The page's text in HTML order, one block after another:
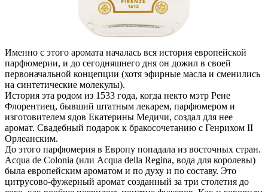
Именно с этого аромата началась вся история европейской
парфюмерии, и до сегодняшнего дня он дожил в своей
первоначальной концепции (хотя эфирные масла и сменились
на синтетические молекулы).
История эта родом из 1533 года, когда некто мэтр Рене
Флорентиец, бывший штатным лекарем, парфюмером и
изготовителем ядов Екатерины Медичи, создал для нее
аромат. Свадебный подарок к бракосочетанию с Генрихом II
Орлеанским.
До этого парфюмерия в Европу попадала из восточных стран.
Acqua de Colonia (или Acqua della Regina, вода для королевы)
была европейским ароматом и по духу и по составу. Это
цитрусово-фужерный аромат созданный за три столетия до